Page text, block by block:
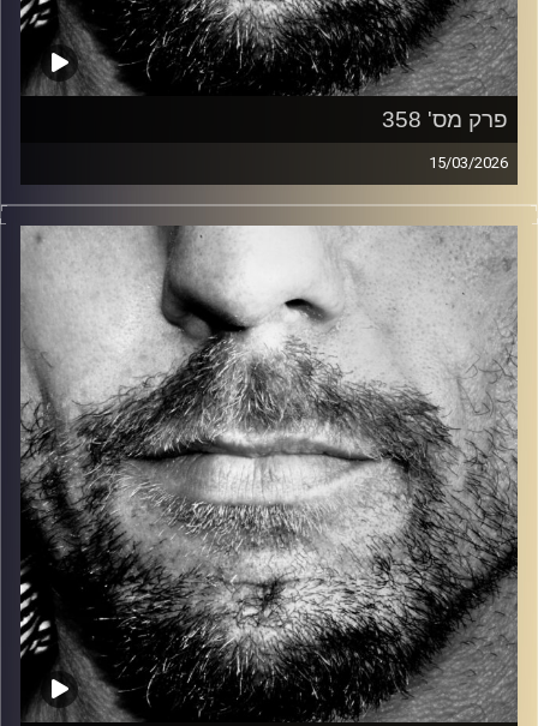
פרק מס' 358
15/03/2026
זיפים, מוזיקה מחוספסת של הופעות חיות. הרבה ג'אם, רוק,
בלוז, bluegrass, ג'אז, Fאנק, פרוגרסיב ואפילו אלקטרוניקה.
כל מה שחי, אמיתי ונושם.
עם שמוליק רגב.
קרדיט תמונות: David Goehring